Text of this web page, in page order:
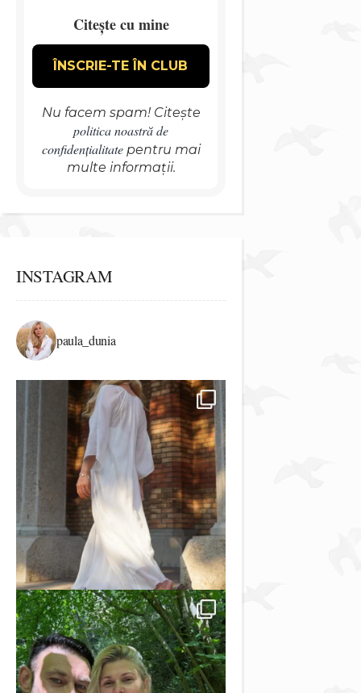
Citește cu mine
Nu facem spam! Citește
politica noastră de
confidențialitatepentru mai
multe informații.
INSTAGRAM
paula_dunia